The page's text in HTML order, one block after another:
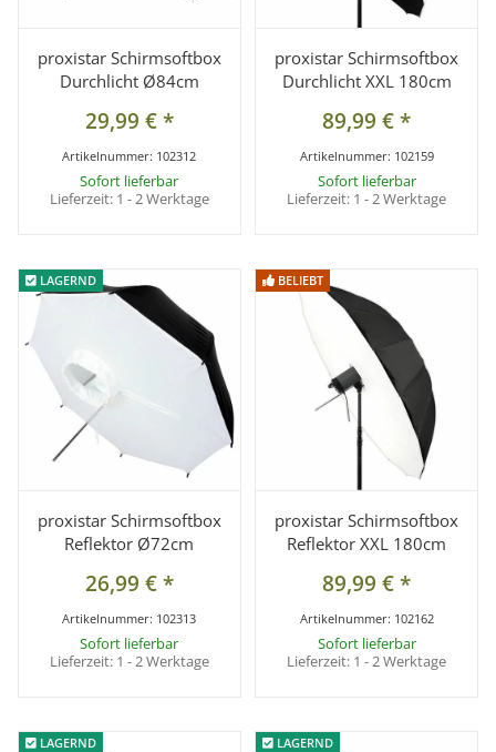
proxistar Schirmsoftbox
Durchlicht Ø84cm
29,99 €*
Artikelnummer: 102312
Sofort lieferbar
Lieferzeit: 1 - 2 Werktage
proxistar Schirmsoftbox
Durchlicht XXL 180cm
89,99 €*
Artikelnummer: 102159
Sofort lieferbar
Lieferzeit: 1 - 2 Werktage
LAGERND
LAGERND
proxistar Schirmsoftbox
Reflektor Ø72cm
26,99 €*
Artikelnummer: 102313
Sofort lieferbar
Lieferzeit: 1 - 2 Werktage
BELIEBT
BELIEBT
proxistar Schirmsoftbox
Reflektor XXL 180cm
89,99 €*
Artikelnummer: 102162
Sofort lieferbar
Lieferzeit: 1 - 2 Werktage
LAGERND
LAGERND LAGERND
LAGERND